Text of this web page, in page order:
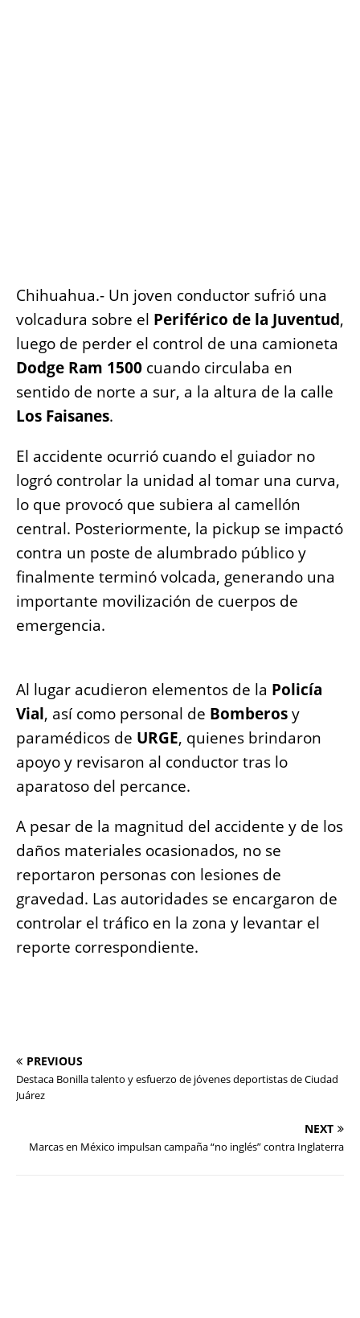
Chihuahua.- Un joven conductor sufrió una
volcadura sobre el Periférico de la Juventud,
luego de perder el control de una camioneta
Dodge Ram 1500 cuando circulaba en
sentido de norte a sur, a la altura de la calle
Los Faisanes.
El accidente ocurrió cuando el guiador no
logró controlar la unidad al tomar una curva,
lo que provocó que subiera al camellón
central. Posteriormente, la pickup se impactó
contra un poste de alumbrado público y
finalmente terminó volcada, generando una
importante movilización de cuerpos de
emergencia.
Al lugar acudieron elementos de la Policía
Vial, así como personal de Bomberosy
paramédicos de URGE, quienes brindaron
apoyo y revisaron al conductor tras lo
aparatoso del percance.
A pesar de la magnitud del accidente y de los
daños materiales ocasionados, no se
reportaron personas con lesiones de
gravedad. Las autoridades se encargaron de
controlar el tráfico en la zona y levantar el
reporte correspondiente.
PREVIOUS
Destaca Bonilla talento y esfuerzo de jóvenes deportistas de Ciudad
Juárez
NEXT
Marcas en México impulsan campaña “no inglés” contra Inglaterra